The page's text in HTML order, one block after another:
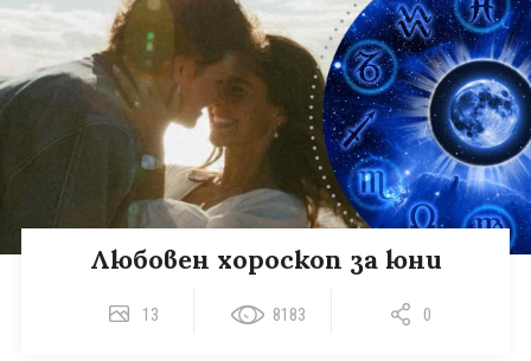
Любовен хороскоп за юни
13 8183 0